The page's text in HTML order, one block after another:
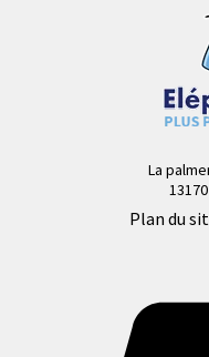
La
Plan du